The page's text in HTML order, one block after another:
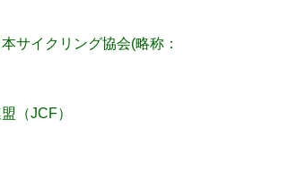
サイクリング協会(略称：
（JCF）